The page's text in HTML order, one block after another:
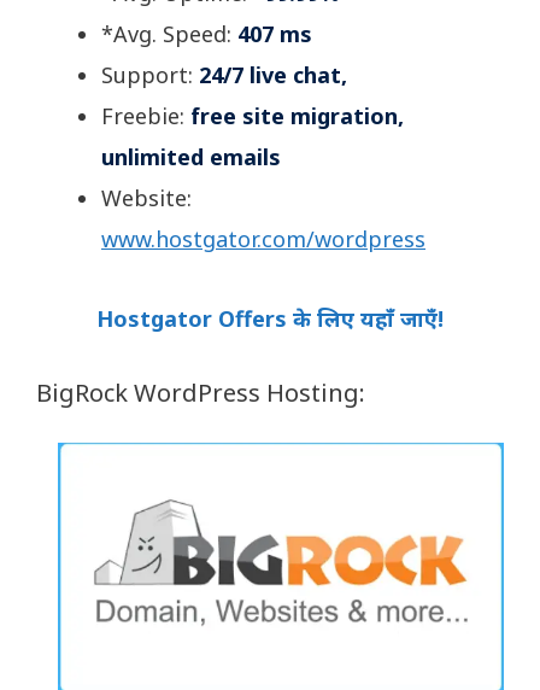
*Avg. Speed: 407 ms
Support: 24/7 live chat,
Freebie: free site migration,
unlimited emails
Website:
www.hostgator.com/wordpress
Hostgator Offers के लिए यहाँ जाएँ!
BigRock WordPress Hosting: